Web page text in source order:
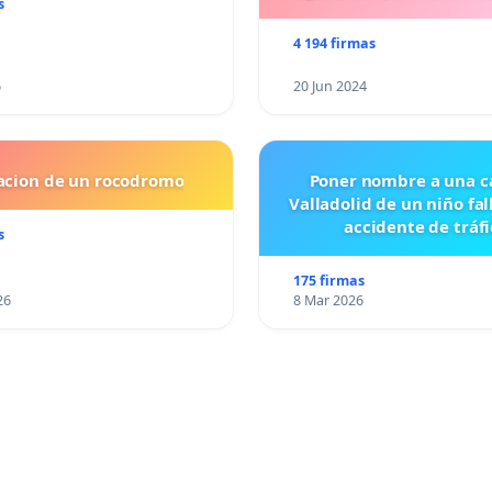
4 194 firmas
20 Jun 2024
de un rocodromo
Poner nombre a una
Valladolid de un niño
accidente de
175 firmas
8 Mar 2026